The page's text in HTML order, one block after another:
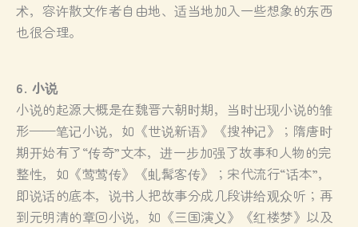
术，容许散文作者自由地、适当地加入一些想象的东西
也很合理。
6. 小说
小说的起源大概是在魏晋六朝时期，当时出现小说的雏
形——笔记小说，如《世说新语》《搜神记》；隋唐时
期开始有了“传奇”文本，进一步加强了故事和人物的完
整性，如《莺莺传》《虬髯客传》；宋代流行“话本”，
即说话的底本，说书人把故事分成几段讲给观众听；再
到元明清的章回小说，如《三国演义》《红楼梦》以及